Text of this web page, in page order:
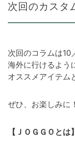
次回のカスタ
次回のコラムは10
海外に行けるよう
オススメアイテム
ぜひ、お楽しみに！
【ＪＯＧＧＯとは】